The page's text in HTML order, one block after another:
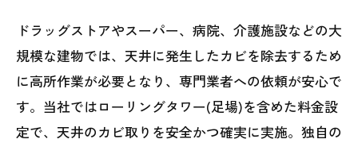
ドラッグストアやスーパー、病院、介護施設などの大
規模な建物では、天井に発生したカビを除去するため
に高所作業が必要となり、専門業者への依頼が安心で
す。当社ではローリングタワー(足場)を含めた料金設
定で、天井のカビ取りを安全かつ確実に実施。独自の